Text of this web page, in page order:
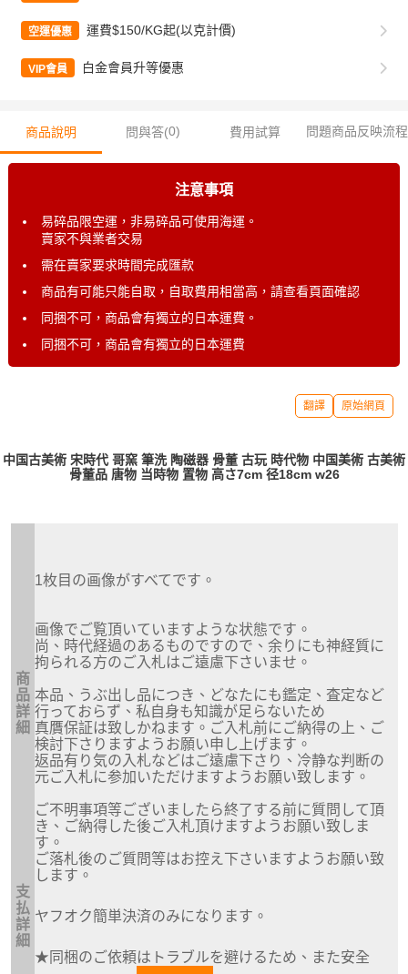
空運優惠 運費$150/KG起(以克計價)
VIP會員 白金會員升等優惠
商品說明 問與答(0) 費用試算 問題商品反映流程
注意事項
易碎品限空運，非易碎品可使用海運。
賣家不與業者交易
需在賣家要求時間完成匯款
商品有可能只能自取，自取費用相當高，請查看頁面確認
同捆不可，商品會有獨立的日本運費。
同捆不可，商品會有獨立的日本運費
翻譯 原始網頁
中国古美術 宋時代 哥窯 筆洗 陶磁器 骨董 古玩 時代物 中国美術 古美術
骨董品 唐物 当時物 置物 高さ7cm 径18cm w26
商
品
詳
細
1枚目の画像がすべてです。
画像でご覧頂いていますような状態です。
尚、時代経過のあるものですので、余りにも神経質に
拘られる方のご入札はご遠慮下さいませ。
本品、うぶ出し品につき、どなたにも鑑定、査定など
行っておらず、私自身も知識が足らないため
真贋保証は致しかねます。ご入札前にご納得の上、ご
検討下さりますようお願い申し上げます。
返品有り気の入札などはご遠慮下さり、冷静な判断の
元ご入札に参加いただけますようお願い致します。
ご不明事項等ございましたら終了する前に質問して頂
き、ご納得した後ご入札頂けますようお願い致しま
す。
ご落札後のご質問等はお控え下さいますようお願い致
します。
支
払
詳
細
ヤフオク簡単決済のみになります。
★同梱のご依頼はトラブルを避けるため、また安全